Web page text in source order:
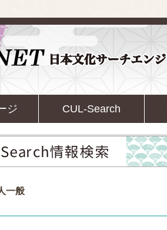
ジ CUL-Search
一般